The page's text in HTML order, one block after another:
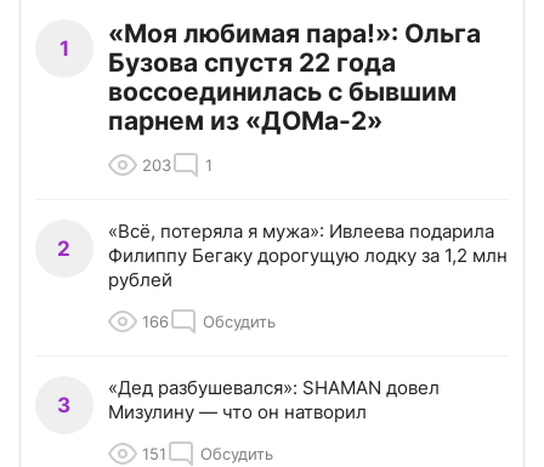
1
«Моя любимая пара!»: Ольга
Бузова спустя 22 года
воссоединилась с бывшим
парнем из «ДОМа-2»
203 1
2
«Всё, потеряла я мужа»: Ивлеева подарила
Филиппу Бегаку дорогущую лодку за 1,2 млн
рублей
166 Обсудить
3
«Дед разбушевался»: SHAMAN довел
Мизулину — что он натворил
151 Обсудить